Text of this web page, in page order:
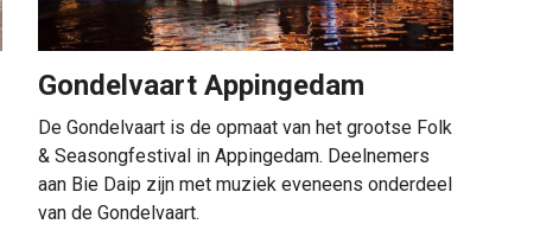
Gondelvaart Appingedam
De Gondelvaart is de opmaat van het grootse Folk
& Seasongfestival in Appingedam. Deelnemers
aan Bie Daip zijn met muziek eveneens onderdeel
van de Gondelvaart.